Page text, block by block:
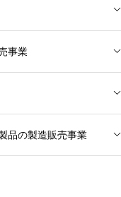
事業
品の製造販売事業